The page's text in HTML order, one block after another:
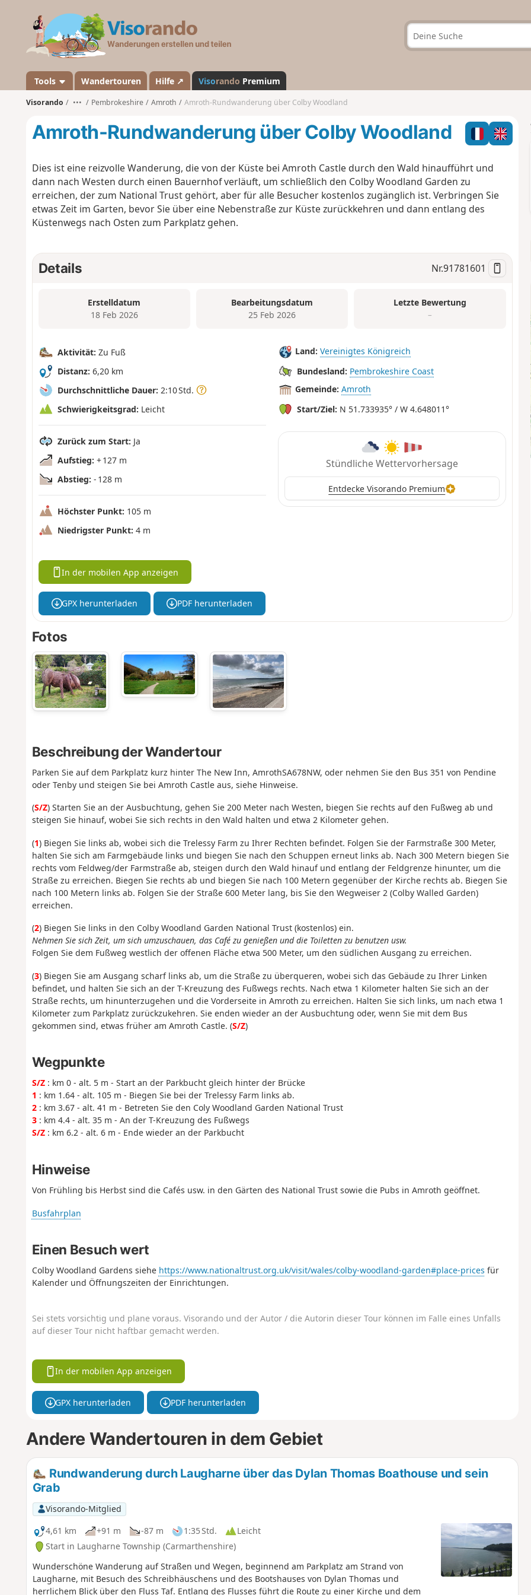
a
n
d
Tools Wandertouren Hilfe ↗ Visorando Premium
Visorando ••• Pembrokeshire Amroth Amroth-Rundwanderung über Colby Woodland
Amroth-Rundwanderung über Colby Woodland
Dies ist eine reizvolle Wanderung, die von der Küste bei Amroth Castle durch den Wald hinaufführt und
dann nach Westen durch einen Bauernhof verläuft, um schließlich den Colby Woodland Garden zu
erreichen, der zum National Trust gehört, aber für alle Besucher kostenlos zugänglich ist. Verbringen Sie
etwas Zeit im Garten, bevor Sie über eine Nebenstraße zur Küste zurückkehren und dann entlang des
Küstenwegs nach Osten zum Parkplatz gehen.
Details Nr.91781601
Erstelldatum
18 Feb 2026
Bearbeitungsdatum
25 Feb 2026
Letzte Bewertung
–
Aktivität: Zu Fuß
Distanz: 6,20 km
Durchschnittliche Dauer: 2:10 Std.
Schwierigkeitsgrad: Leicht
Zurück zum Start: Ja
Aufstieg: + 127 m
Abstieg: - 128 m
Höchster Punkt: 105 m
Niedrigster Punkt: 4 m
Land: Vereinigtes Königreich
Bundesland: Pembrokeshire Coast
Gemeinde: Amroth
Start/Ziel: N 51.733935° / W 4.648011°
Stündliche Wettervorhersage
Entdecke Visorando Premium
In der mobilen App anzeigen
GPX herunterladen PDF herunterladen
Fotos
Beschreibung der Wandertour
Parken Sie auf dem Parkplatz kurz hinter The New Inn, AmrothSA678NW, oder nehmen Sie den Bus 351 von Pendine
oder Tenby und steigen Sie bei Amroth Castle aus, siehe Hinweise.
(S/Z) Starten Sie an der Ausbuchtung, gehen Sie 200 Meter nach Westen, biegen Sie rechts auf den Fußweg ab und
steigen Sie hinauf, wobei Sie sich rechts in den Wald halten und etwa 2 Kilometer gehen.
(1) Biegen Sie links ab, wobei sich die Trelessy Farm zu Ihrer Rechten befindet. Folgen Sie der Farmstraße 300 Meter,
halten Sie sich am Farmgebäude links und biegen Sie nach den Schuppen erneut links ab. Nach 300 Metern biegen Sie
rechts vom Feldweg/der Farmstraße ab, steigen durch den Wald hinauf und entlang der Feldgrenze hinunter, um die
Straße zu erreichen. Biegen Sie rechts ab und biegen Sie nach 100 Metern gegenüber der Kirche rechts ab. Biegen Sie
nach 100 Metern links ab. Folgen Sie der Straße 600 Meter lang, bis Sie den Wegweiser 2 (Colby Walled Garden)
erreichen.
(2) Biegen Sie links in den Colby Woodland Garden National Trust (kostenlos) ein.
Nehmen Sie sich Zeit, um sich umzuschauen, das Café zu genießen und die Toiletten zu benutzen usw.
Folgen Sie dem Fußweg westlich der offenen Fläche etwa 500 Meter, um den südlichen Ausgang zu erreichen.
(3) Biegen Sie am Ausgang scharf links ab, um die Straße zu überqueren, wobei sich das Gebäude zu Ihrer Linken
befindet, und halten Sie sich an der T-Kreuzung des Fußwegs rechts. Nach etwa 1 Kilometer halten Sie sich an der
Straße rechts, um hinunterzugehen und die Vorderseite in Amroth zu erreichen. Halten Sie sich links, um nach etwa 1
Kilometer zum Parkplatz zurückzukehren. Sie enden wieder an der Ausbuchtung oder, wenn Sie mit dem Bus
gekommen sind, etwas früher am Amroth Castle. (S/Z)
Wegpunkte
S/Z: km 0 - alt. 5 m - Start an der Parkbucht gleich hinter der Brücke
1 : km 1.64 - alt. 105 m - Biegen Sie bei der Trelessy Farm links ab.
2: km 3.67 - alt. 41 m - Betreten Sie den Coly Woodland Garden National Trust
3: km 4.4 - alt. 35 m - An der T-Kreuzung des Fußwegs
S/Z: km 6.2 - alt. 6 m - Ende wieder an der Parkbucht
Hinweise
Von Frühling bis Herbst sind die Cafés usw. in den Gärten des National Trust sowie die Pubs in Amroth geöffnet.
Busfahrplan
Einen Besuch wert
Colby Woodland Gardens siehe https://www.nationaltrust.org.uk/visit/wales/colby-woodland-garden#place-prices für
Kalender und Öffnungszeiten der Einrichtungen.
Sei stets vorsichtig und plane voraus. Visorando und der Autor / die Autorin dieser Tour können im Falle eines Unfalls
auf dieser Tour nicht haftbar gemacht werden.
In der mobilen App anzeigen
GPX herunterladen PDF herunterladen
Andere Wandertouren in dem Gebiet
Rundwanderung durch Laugharne über das Dylan Thomas Boathouse und sein
Grab
Visorando-Mitglied
4,61 km
+91 m -87 m 1:35 Std.
Leicht
Start in Laugharne Township (Carmarthenshire)
Wunderschöne Wanderung auf Straßen und Wegen, beginnend am Parkplatz am Strand von
Laugharne, mit Besuch des Schreibhäuschens und des Bootshauses von Dylan Thomas und
herrlichem Blick über den Fluss Taf. Entlang des Flusses führt die Route zu einer Kirche und dem